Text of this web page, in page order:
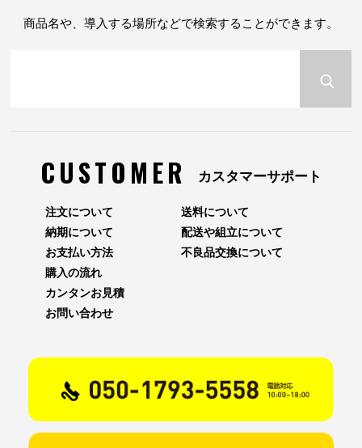
商品名や、導入する場所などで検索することができます。
CUSTOMER カスタマーサポート
注文について
納期について
お支払い方法
送料について
配送や組立について
不良品交換について
購入の流れ
カンタンお見積
お問い合わせ